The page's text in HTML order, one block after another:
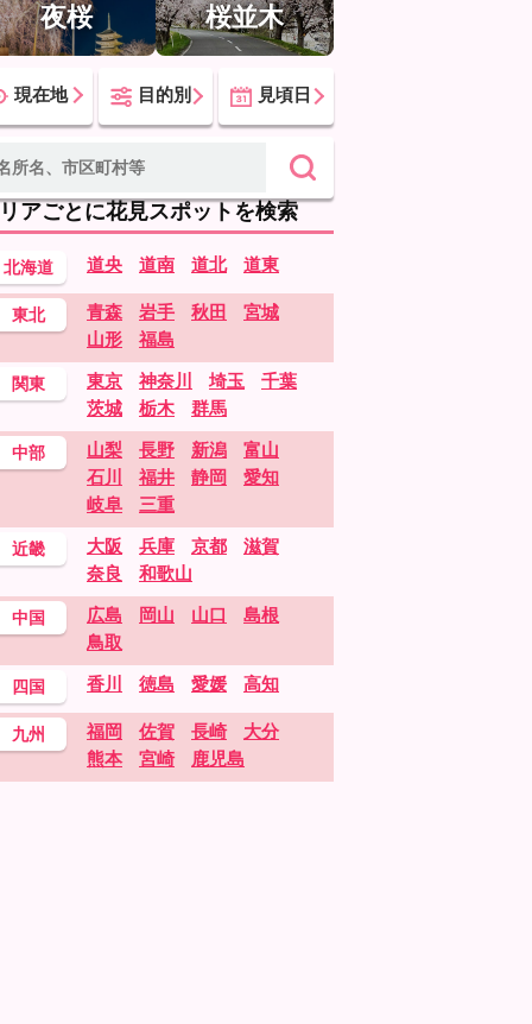
夜桜 桜並木
現在地 目的別 見頃日
アごとに花見スポットを検索
北海道 道央 道南 道北 道東
東北 青森 岩手 秋田
宮城
山形
福島
関東 東京 神奈川 埼玉
千葉
茨城
栃木 群馬
中部 山梨 長野 新潟
富山
石川
福井 静岡
愛知
岐阜
三重
近畿 大阪 兵庫 京都
滋賀
奈良
和歌山
中国 広島 岡山 山口
島根
鳥取
四国 香川 徳島 愛媛 高知
九州 福岡 佐賀 長崎
大分
熊本
宮崎 鹿児島